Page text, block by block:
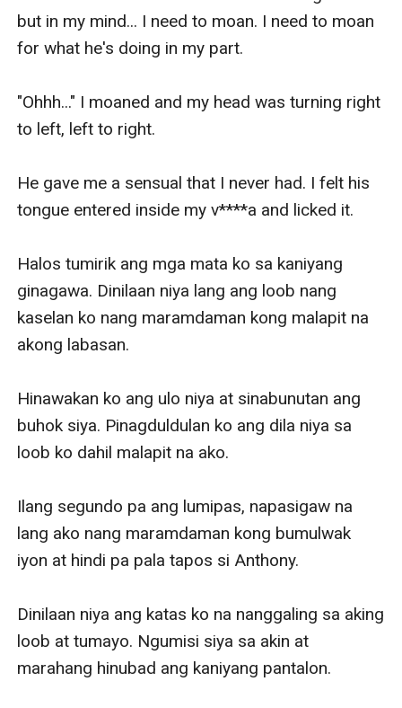
but in my mind... I need to moan. I need to moan
for what he's doing in my part.
"Ohhh..." I moaned and my head was turning right
to left, left to right.
He gave me a sensual that I never had. I felt his
tongue entered inside my v****a and licked it.
Halos tumirik ang mga mata ko sa kaniyang
ginagawa. Dinilaan niya lang ang loob nang
kaselan ko nang maramdaman kong malapit na
akong labasan.
Hinawakan ko ang ulo niya at sinabunutan ang
buhok siya. Pinagduldulan ko ang dila niya sa
loob ko dahil malapit na ako.
Ilang segundo pa ang lumipas, napasigaw na
lang ako nang maramdaman kong bumulwak
iyon at hindi pa pala tapos si Anthony.
Dinilaan niya ang katas ko na nanggaling sa aking
loob at tumayo. Ngumisi siya sa akin at
marahang hinubad ang kaniyang pantalon.